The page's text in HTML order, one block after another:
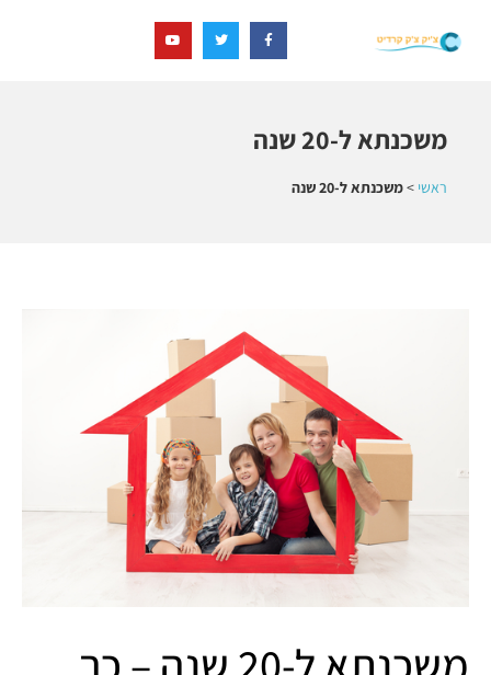
משכנתא ל-20 שנה
ראשי >משכנתא ל-20 שנה